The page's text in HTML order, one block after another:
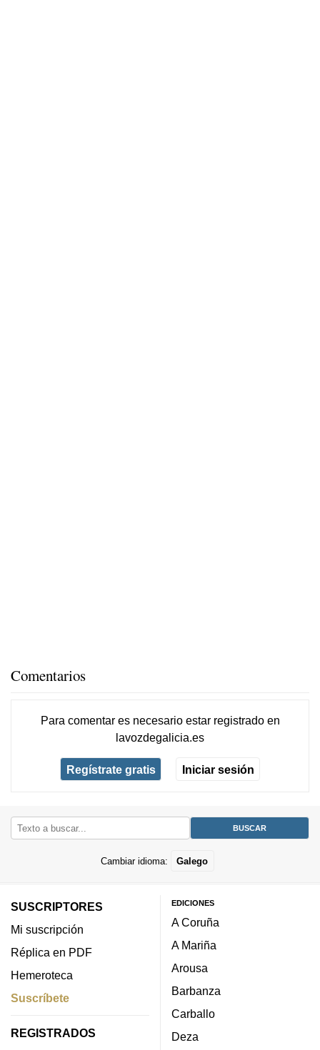
Comentarios
Para comentar es necesario estar registradoen
lavozdegalicia.es
Regístrate gratis Iniciar sesión
Cambiar idioma: Galego
SUSCRIPTORES
Mi suscripción
Réplica en PDF
Hemeroteca
Suscríbete
REGISTRADOS
EDICIONES
A Coruña
A Mariña
Arousa
Barbanza
Carballo
Deza